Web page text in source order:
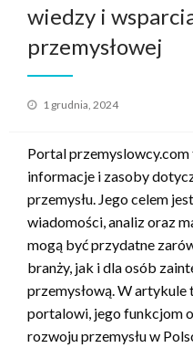
wiedzy i
przemysłowej
Opublikowane
1 grudnia, 2024
Portal
informacje i zasoby
przemysłu. Jego celem
wiadomości, analiz oraz
mogą być przydatne
branży, jak i dla osób
przemysłową. W
portalowi, jego funkcjom
rozwoju przemysłu w